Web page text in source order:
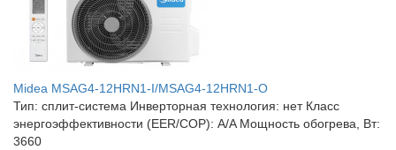
Midea MSAG4-12HRN1-I/MSAG4-12HRN1-O
Тип: сплит-система Инверторная технология: нетКласс
энергоэффективности (EER/COP): A/AМощность обогрева, Вт:
3660